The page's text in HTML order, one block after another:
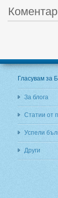
Гласувам за
За блога
Статии от
Успели
Други